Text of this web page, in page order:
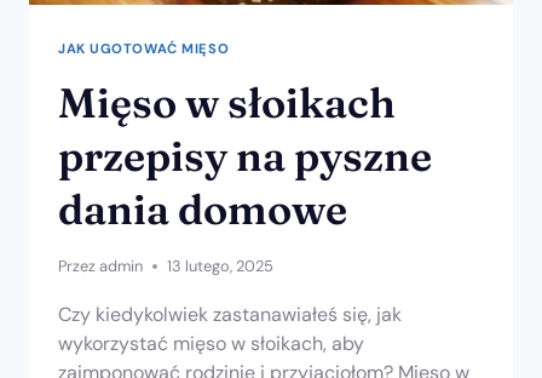
JAK UGOTOWAĆ MIĘSO
Mięso w słoikach
przepisy na pyszne
dania domowe
Przezadmin 13 lutego, 2025
Czy kiedykolwiek zastanawiałeś się, jak
wykorzystać mięso w słoikach, aby
zaimponować rodzinie i przyjaciołom? Mięso w